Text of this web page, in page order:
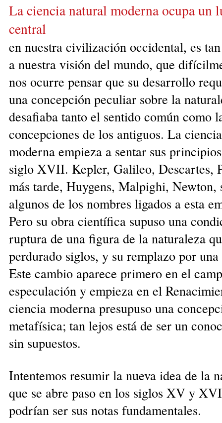
La ciencia natural moderna ocupa un
central
en nuestra civilización occidental, es
a nuestra visión del mundo, que
nos ocurre pensar que su desarrollo
una concepción peculiar sobre la
desafiaba tanto el sentido común como
concepciones de los antiguos. La ciencia
moderna empieza a sentar sus
siglo XVII. Kepler, Galileo, Descartes,
más tarde, Huygens, Malpighi, Newton,
algunos de los nombres ligados a esta
Pero su obra científica supuso una
ruptura de una figura de la naturaleza
perdurado siglos, y su remplazo por una
Este cambio aparece primero en el
especulación y empieza en el
ciencia moderna presupuso una
metafísica; tan lejos está de ser un
sin supuestos.
Intentemos resumir la nueva idea de la
que se abre paso en los siglos XV y
podrían ser sus notas fundamentales.